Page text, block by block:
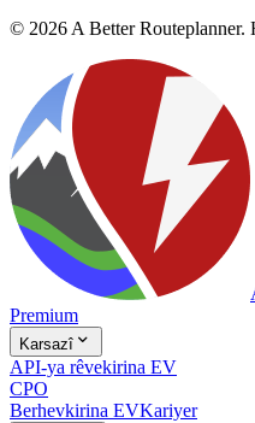
© 2026 A Better Routeplanner.
Premium
Karsazî 
API-ya rêvekirina EV
CPO
Berhevkirina EVKariyer